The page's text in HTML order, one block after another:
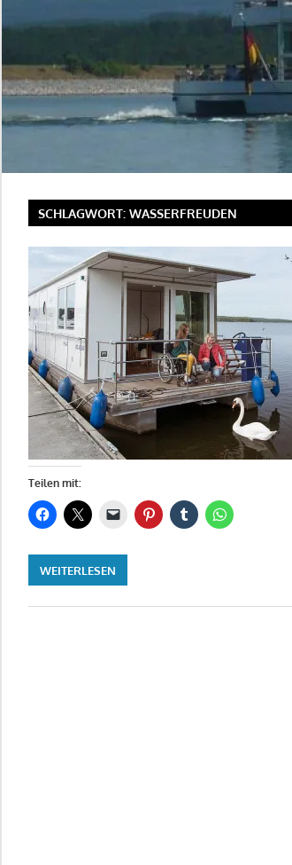
SCHLAGWORT:WASSERFREUDEN
Teilen mit:
WEITERLESEN